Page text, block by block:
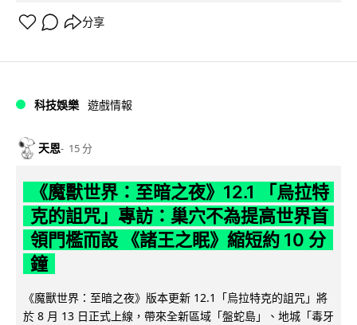
分享
科技娛樂 遊戲情報
天恩 15 分
《魔獸世界：至暗之夜》12.1 「烏拉特
克的詛咒」專訪：巢穴不為提高世界首
領門檻而設 《諸王之眠》縮短約 10 分
鐘
《魔獸世界：至暗之夜》版本更新 12.1「烏拉特克的詛咒」將
於 8 月 13 日正式上線，帶來全新區域「盤蛇島」、地城「毒牙